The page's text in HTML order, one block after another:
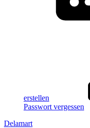
erstellen
Passwort vergessen
Delamart